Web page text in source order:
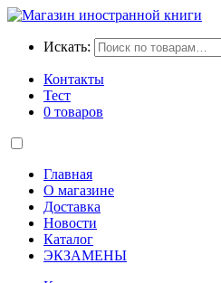
Искать:
Контакты
Тест
0 товаров
Главная
О магазине
Доставка
Новости
Каталог
ЭКЗАМЕНЫ